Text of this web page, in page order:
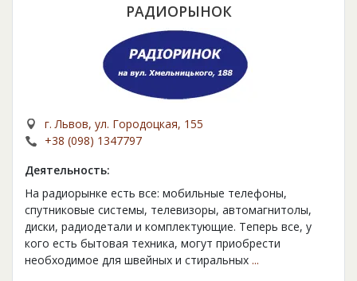
РАДИОРЫНОК
г. Львов, ул. Городоцкая, 155
+38 (098) 1347797
Деятельность:
На радиорынке есть все: мобильные телефоны,
спутниковые системы, телевизоры, автомагнитолы,
диски, радиодетали и комплектующие. Теперь все, у
кого есть бытовая техника, могут приобрести
необходимое для швейных и стиральных ...